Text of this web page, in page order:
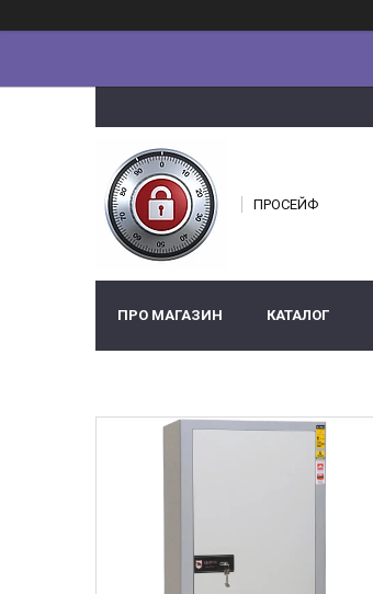
ПРОСЕЙФ
ПРО МАГАЗИН КАТАЛОГ